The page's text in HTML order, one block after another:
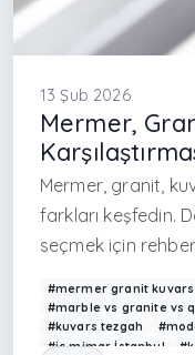
13 Şub 2026
Mermer,
Mermer, granit,
farkları keşfedin.
seçmek için rehber.
#mermer granit kuvars
#marble vs granite vs
#kuvars tezgah
#iç mimar İstanbul